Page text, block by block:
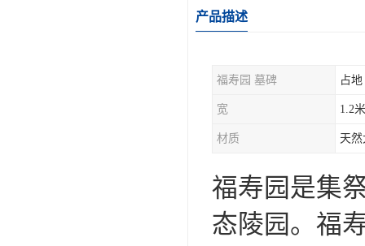
产品描述
福寿园 墓碑 占
宽 1.2米
材质 天
福寿园是集
态陵园。福